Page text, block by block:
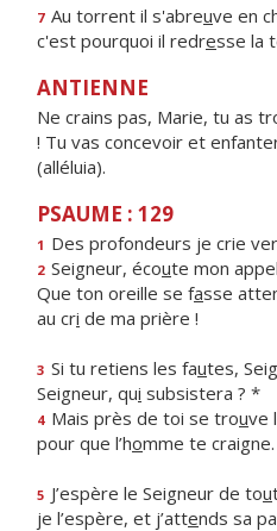
7 Au torrent il s'abreuve en
c'est pourquoi il redresse la
ANTIENNE
Ne crains pas, Marie, tu as
! Tu vas concevoir et
(alléluia).
PSAUME : 129
1 Des profondeurs je crie
2 Seigneur, écoute mon
Que ton oreille se fasse
au cri de ma prière !
3 Si tu retiens les fautes,
Seigneur, qui subsistera ? *
4 Mais près de toi se trouve
pour que l’homme te craigne.
5 J’espère le Seigneur de tou
je l’espère, et j’attends sa